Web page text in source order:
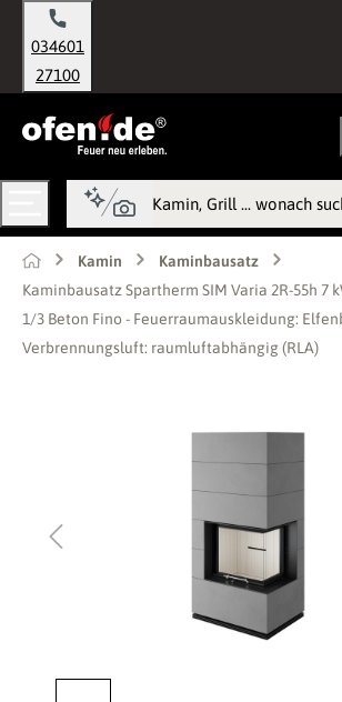
springen
034601
27100
Kamin
Kaminbausatz
Kaminbausatz Spartherm SIM Varia 2R-55h 7
1/3 Beton Fino - Feuerraumauskleidung:
Verbrennungsluft: raumluftabhängig (RLA)